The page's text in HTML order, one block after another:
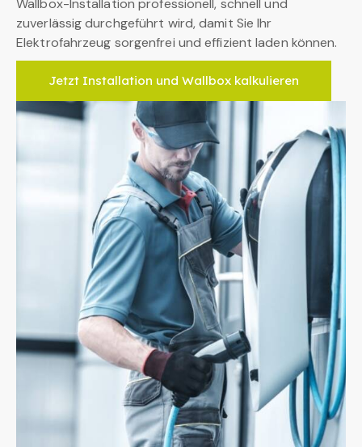
Wallbox-Installation professionell, schnell und
zuverlässig durchgeführt wird, damit Sie Ihr
Elektrofahrzeug sorgenfrei und effizient laden können.
Jetzt Installation und Wallbox kalkulieren